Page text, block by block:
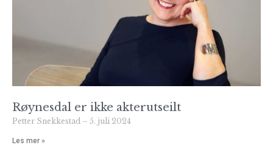
Røynesdal er ikke akterutseilt
Petter Snekkestad 5. juli 2024
Les mer »